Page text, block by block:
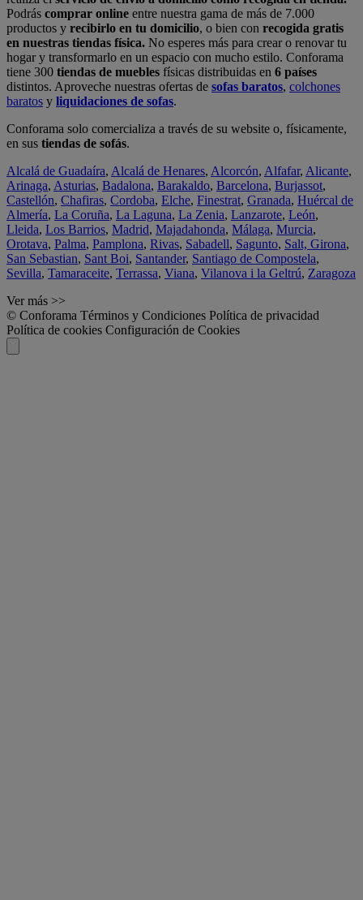
Podrás comprar online entre nuestra gama de más de 7.000
productos y recibirlo en tu domicilio, o bien con recogida gratis
en nuestras tiendas física. No esperes más para crear o renovar tu
hogar y transformarlo en un espacio con mucho estilo. Conforama
tiene 300 tiendas de muebles físicas distribuidas en 6 países
distintos. Aproveche nuestras ofertas de sofas baratos, colchones
baratos y liquidaciones de sofas.
Conforama solo comercializa a través de su website o, físicamente,
en sus tiendas de sofás.
Alcalá de Guadaíra, Alcalá de Henares, Alcorcón, Alfafar, Alicante,
Arinaga, Asturias, Badalona, Barakaldo, Barcelona, Burjassot,
Castellón, Chafiras, Cordoba, Elche, Finestrat, Granada, Huércal de
Almería, La Coruña, La Laguna, La Zenia, Lanzarote, León,
Lleida, Los Barrios, Madrid, Majadahonda, Málaga, Murcia,
Orotava, Palma, Pamplona, Rivas, Sabadell, Sagunto, Salt, Girona,
San Sebastian, Sant Boi, Santander, Santiago de Compostela,
Sevilla, Tamaraceite, Terrassa, Viana, Vilanova i la Geltrú, Zaragoza
Ver más >>
© Conforama Términos y Condiciones Política de privacidad
Política de cookies Configuración de Cookies